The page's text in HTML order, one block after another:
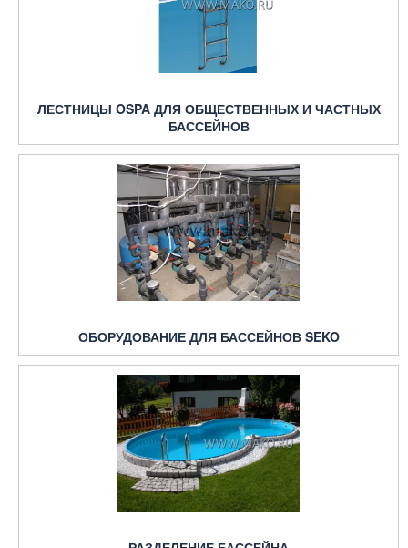
ЛЕСТНИЦЫ OSPA ДЛЯ ОБЩЕСТВЕННЫХ И ЧАСТНЫХ
БАССЕЙНОВ
ОБОРУДОВАНИЕ ДЛЯ БАССЕЙНОВ SEKO